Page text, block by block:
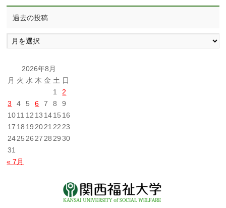
過去の投稿
過
去
2026年8月
月 火 水 木 金 土 日
1
2
3
4 5 6 7 8
9
1011 12 13 1415 16
17 18 19 2021 22 23
2425 26 27 28 29 30
31
« 7月